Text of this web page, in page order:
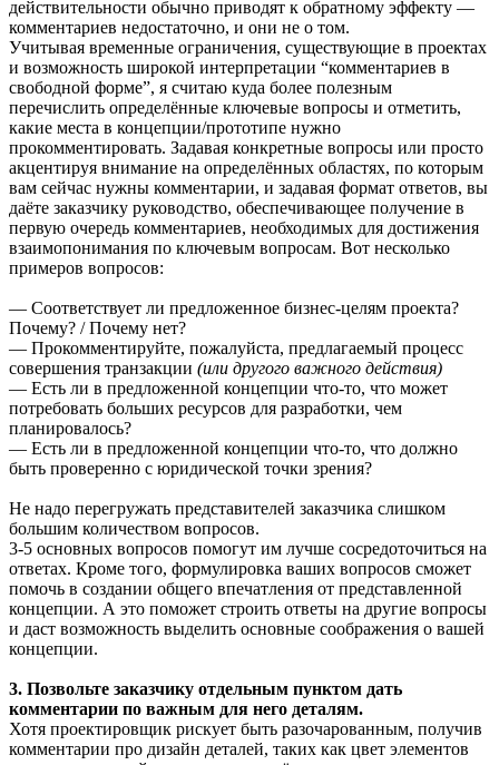
действительности обычно приводят к обратному эффекту —
комментариев недостаточно, и они не о том.
Учитывая временные ограничения, существующие в проектах
и возможность широкой интерпретации “комментариев в
свободной форме”, я считаю куда более полезным
перечислить определённые ключевые вопросы и отметить,
какие места в концепции/прототипе нужно
прокомментировать. Задавая конкретные вопросы или просто
акцентируя внимание на определённых областях, по которым
вам сейчас нужны комментарии, и задавая формат ответов, вы
даёте заказчику руководство, обеспечивающее получение в
первую очередь комментариев, необходимых для достижения
взаимопонимания по ключевым вопросам. Вот несколько
примеров вопросов:
— Соответствует ли предложенное бизнес-целям проекта?
Почему? / Почему нет?
— Прокомментируйте, пожалуйста, предлагаемый процесс
совершения транзакции (или другого важного действия)
— Есть ли в предложенной концепции что-то, что может
потребовать больших ресурсов для разработки, чем
планировалось?
— Есть ли в предложенной концепции что-то, что должно
быть проверенно с юридической точки зрения?
Не надо перегружать представителей заказчика слишком
большим количеством вопросов.
3-5 основных вопросов помогут им лучше сосредоточиться на
ответах. Кроме того, формулировка ваших вопросов сможет
помочь в создании общего впечатления от представленной
концепции. А это поможет строить ответы на другие вопросы
и даст возможность выделить основные соображения о вашей
концепции.
3. Позвольте заказчику отдельным пунктом дать
комментарии по важным для него деталям.
Хотя проектировщик рискует быть разочарованным, получив
комментарии про дизайн деталей, таких как цвет элементов